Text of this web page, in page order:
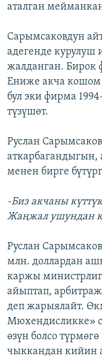
аталган
Сарымсаковдун
адегенде курулуш
жалданган. Бирок
Ениже акча кошом
бул эки фирма
түзүшөт.
Руслан
менен бирге
-Биз акчаны
Жаңжал ушундан
Руслан
млн. доллардан
каржы
айыптап,
деп жарыялайт.
Мюхендисликке»
өзүн болсо
чыккандан кийин